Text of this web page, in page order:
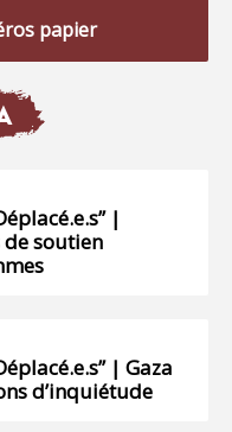
papier
|
soutien
| Gaza
d’inquiétude